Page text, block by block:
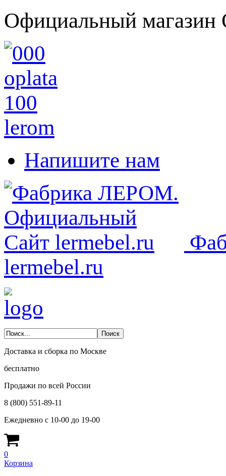
Официальный
Напишите нам
lermebel.ru
Доставка и сборка по Москве
бесплатно
Продажи по всей России
8 (800) 551-89-11
Ежедневно с 10-00 до 19-00
0
Корзина